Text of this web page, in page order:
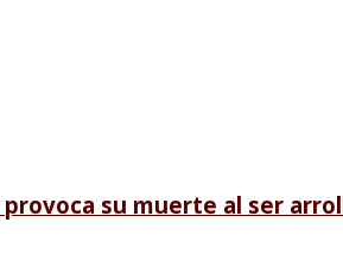
su muerte al ser